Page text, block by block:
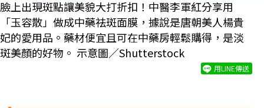
臉上出現斑點讓美貌大打折扣！中醫李軍紅分享用
「玉容散」做成中藥祛斑面膜，據說是唐朝美人楊貴
妃的愛用品。藥材便宜且可在中藥房輕鬆購得，是淡
斑美顏的好物。 示意圖／Shutterstock
用LINE傳送